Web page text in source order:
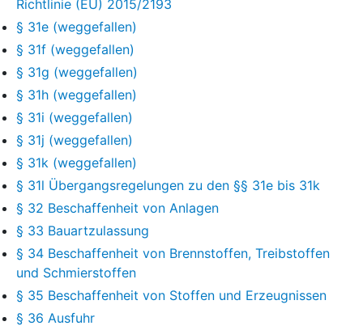
Richtlinie (EU) 2015/2193
§ 31e (weggefallen)
§ 31f (weggefallen)
§ 31g (weggefallen)
§ 31h (weggefallen)
§ 31i (weggefallen)
§ 31j (weggefallen)
§ 31k (weggefallen)
§ 31l Übergangsregelungen zu den §§ 31e bis 31k
§ 32 Beschaffenheit von Anlagen
§ 33 Bauartzulassung
§ 34 Beschaffenheit von Brennstoffen, Treibstoffen
und Schmierstoffen
§ 35 Beschaffenheit von Stoffen und Erzeugnissen
§ 36 Ausfuhr